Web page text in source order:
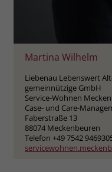
Martina Wilhelm
Liebenau Lebenswert
gemeinnützige GmbH
Service-Wohnen
Case- und Care-
Faberstraße 13
88074 Meckenbeuren
Telefon +49 7542